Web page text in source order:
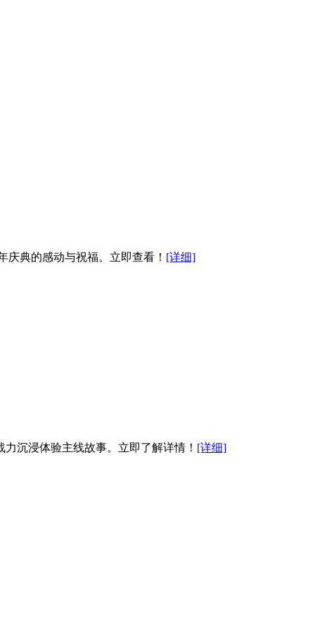
典的感动与祝福。立即查看！ [详细]
沉浸体验主线故事。立即了解详情！ [详细]